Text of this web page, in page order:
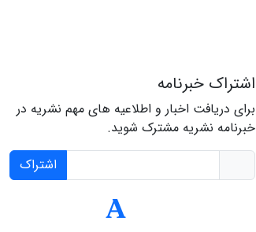
اشتراک خبرنامه
برای دریافت اخبار و اطلاعیه های مهم نشریه در
خبرنامه نشریه مشترک شوید.
اشتراک